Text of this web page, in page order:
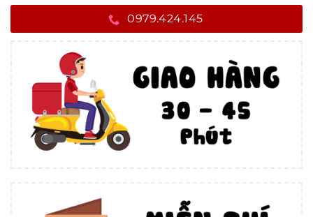
0979.424.145